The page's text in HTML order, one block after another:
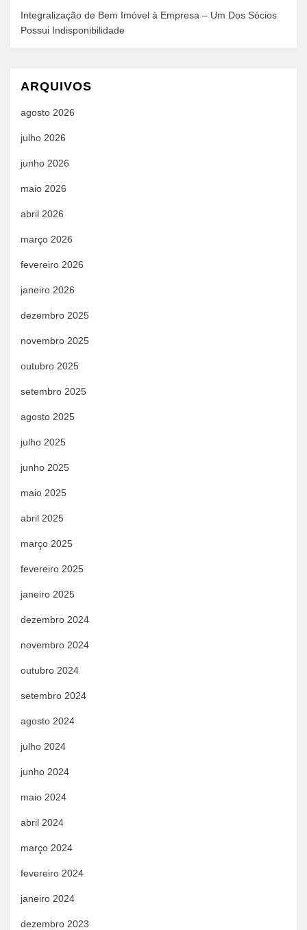
Integralização de Bem Imóvel à Empresa – Um Dos Sócios
Possui Indisponibilidade
ARQUIVOS
agosto 2026
julho 2026
junho 2026
maio 2026
abril 2026
março 2026
fevereiro 2026
janeiro 2026
dezembro 2025
novembro 2025
outubro 2025
setembro 2025
agosto 2025
julho 2025
junho 2025
maio 2025
abril 2025
março 2025
fevereiro 2025
janeiro 2025
dezembro 2024
novembro 2024
outubro 2024
setembro 2024
agosto 2024
julho 2024
junho 2024
maio 2024
abril 2024
março 2024
fevereiro 2024
janeiro 2024
dezembro 2023